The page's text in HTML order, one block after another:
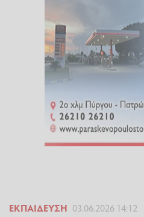
ΕΚΠΑΊΔΕΥΣΗ 03.06.2026 14:12